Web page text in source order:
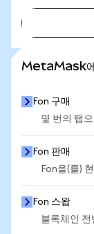
MetaMask
Fon 구매
몇 번의 탭
Fon 판매
Fon을(를)
Fon 스왑
블록체인 전